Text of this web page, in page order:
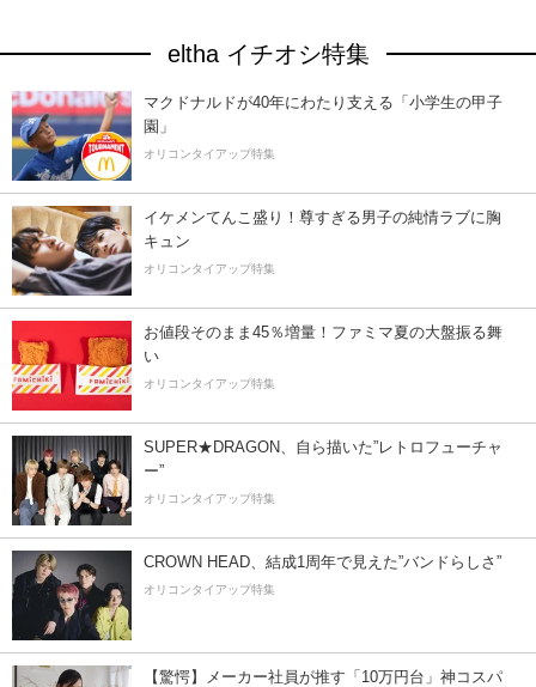
eltha イチオシ特集
マクドナルドが40年にわたり支える「小学生の甲子
園」
オリコンタイアップ特集
イケメンてんこ盛り！尊すぎる男子の純情ラブに胸
キュン
オリコンタイアップ特集
お値段そのまま45％増量！ファミマ夏の大盤振る舞
い
オリコンタイアップ特集
SUPER★DRAGON、自ら描いた”レトロフューチャ
ー”
オリコンタイアップ特集
CROWN HEAD、結成1周年で見えた”バンドらしさ”
オリコンタイアップ特集
【驚愕】メーカー社員が推す「10万円台」神コスパ